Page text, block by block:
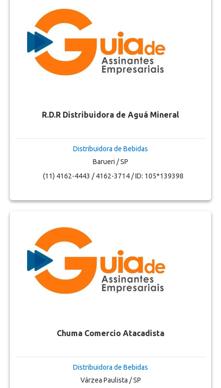
R.D.R Distribuidora de Aguá Mineral
Distribuidora de Bebidas
Barueri / SP
(11) 4162-4443 / 4162-3714 / ID: 105*139398
Chuma Comercio Atacadista
Distribuidora de Bebidas
Várzea Paulista / SP